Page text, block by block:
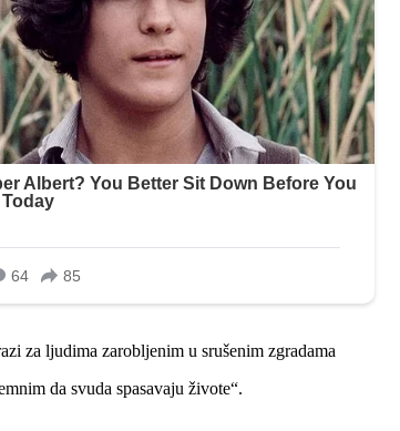
za ljudima zarobljenim u srušenim zgradama
da svuda spasavaju živote“.